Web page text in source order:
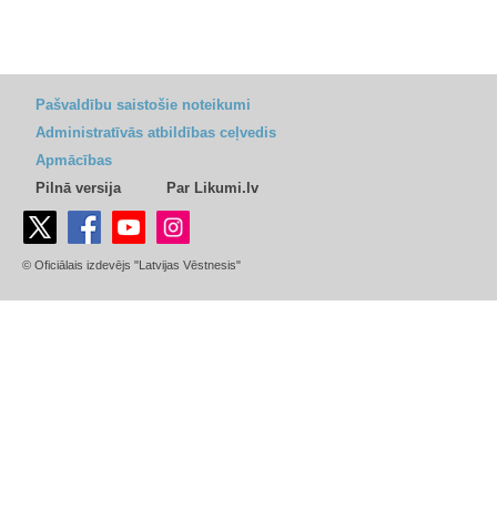
Pašvaldību saistošie noteikumi
Administratīvās atbildības ceļvedis
Apmācības
Pilnā versija
Par Likumi.lv
© Oficiālais izdevējs "Latvijas Vēstnesis"